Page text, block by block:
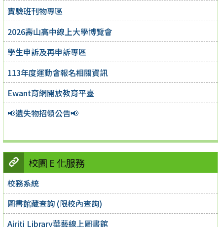
實驗班刊物專區
2026壽山高中線上大學博覽會
學生申訴及再申訴專區
113年度運動會報名相關資訊
Ewant育網開放教育平臺
📢遺失物招領公告📢
校園 E 化服務
校務系統
圖書館藏查詢 (限校內查詢)
Airiti Library華藝線上圖書館